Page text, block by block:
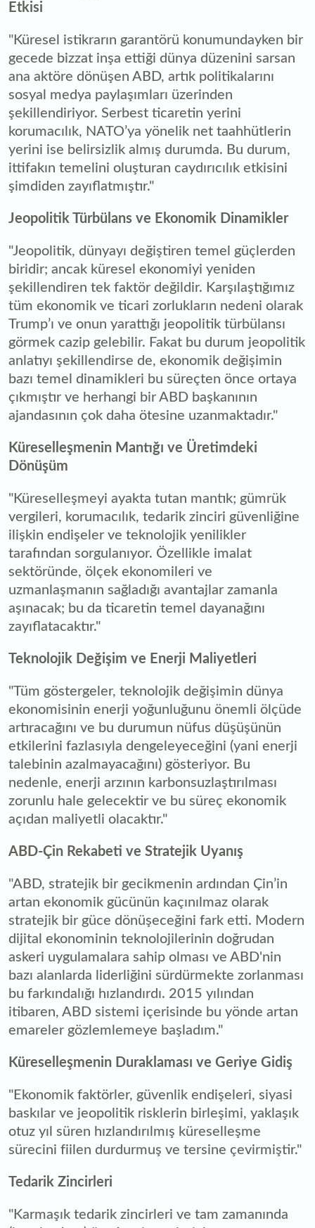
Etkisi
"Küresel istikrarın garantörü konumundayken bir
gecede bizzat inşa ettiği dünya düzenini sarsan
ana aktöre dönüşen ABD, artık politikalarını
sosyal medya paylaşımları üzerinden
şekillendiriyor. Serbest ticaretin yerini
korumacılık, NATO’ya yönelik net taahhütlerin
yerini ise belirsizlik almış durumda. Bu durum,
ittifakın temelini oluşturan caydırıcılık etkisini
şimdiden zayıflatmıştır."
Jeopolitik Türbülans ve Ekonomik Dinamikler
"Jeopolitik, dünyayı değiştiren temel güçlerden
biridir; ancak küresel ekonomiyi yeniden
şekillendiren tek faktör değildir. Karşılaştığımız
tüm ekonomik ve ticari zorlukların nedeni olarak
Trump’ı ve onun yarattığı jeopolitik türbülansı
görmek cazip gelebilir. Fakat bu durum jeopolitik
anlatıyı şekillendirse de, ekonomik değişimin
bazı temel dinamikleri bu süreçten önce ortaya
çıkmıştır ve herhangi bir ABD başkanının
ajandasının çok daha ötesine uzanmaktadır."
Küreselleşmenin Mantığı ve Üretimdeki
Dönüşüm
"Küreselleşmeyi ayakta tutan mantık; gümrük
vergileri, korumacılık, tedarik zinciri güvenliğine
ilişkin endişeler ve teknolojik yenilikler
tarafından sorgulanıyor. Özellikle imalat
sektöründe, ölçek ekonomileri ve
uzmanlaşmanın sağladığı avantajlar zamanla
aşınacak; bu da ticaretin temel dayanağını
zayıflatacaktır."
Teknolojik Değişim ve Enerji Maliyetleri
"Tüm göstergeler, teknolojik değişimin dünya
ekonomisinin enerji yoğunluğunu önemli ölçüde
artıracağını ve bu durumun nüfus düşüşünün
etkilerini fazlasıyla dengeleyeceğini (yani enerji
talebinin azalmayacağını) gösteriyor. Bu
nedenle, enerji arzının karbonsuzlaştırılması
zorunlu hale gelecektir ve bu süreç ekonomik
açıdan maliyetli olacaktır."
ABD-Çin Rekabeti ve Stratejik Uyanış
"ABD, stratejik bir gecikmenin ardından Çin’in
artan ekonomik gücünün kaçınılmaz olarak
stratejik bir güce dönüşeceğini fark etti. Modern
dijital ekonominin teknolojilerinin doğrudan
askeri uygulamalara sahip olması ve ABD'nin
bazı alanlarda liderliğini sürdürmekte zorlanması
bu farkındalığı hızlandırdı. 2015 yılından
itibaren, ABD sistemi içerisinde bu yönde artan
emareler gözlemlemeye başladım."
Küreselleşmenin Duraklaması ve Geriye Gidiş
"Ekonomik faktörler, güvenlik endişeleri, siyasi
baskılar ve jeopolitik risklerin birleşimi, yaklaşık
otuz yıl süren hızlandırılmış küreselleşme
sürecini fiilen durdurmuş ve tersine çevirmiştir."
Tedarik Zincirleri
"Karmaşık tedarik zincirleri ve tam zamanında